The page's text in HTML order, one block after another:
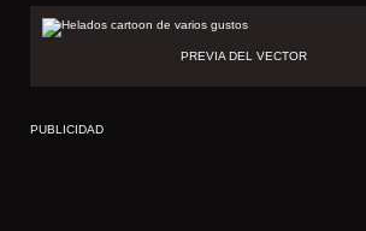
PREVIA DEL VECTOR
PUBLICIDAD